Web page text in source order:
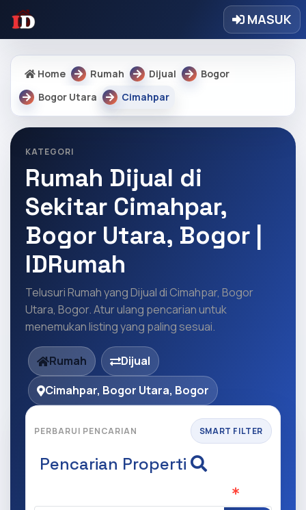
MASUK
Home Rumah Dijual
Bogor
Bogor Utara
Cimahpar
KATEGORI
Rumah Dijual di
Sekitar Cimahpar,
Bogor Utara, Bogor |
IDRumah
Telusuri Rumah yang Dijual di Cimahpar, Bogor
Utara, Bogor. Atur ulang pencarian untuk
menemukan listing yang paling sesuai.
Rumah
Dijual
Cimahpar, Bogor Utara, Bogor
PERBARUI PENCARIAN SMART FILTER
Pencarian Properti